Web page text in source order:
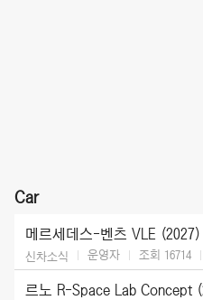
Car
메르세데스-벤츠 VLE (2027)
신차소식 운영자 조회 16714
르노 R-Space Lab Concept